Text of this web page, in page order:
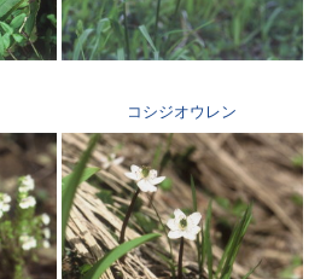
コシジオウレン